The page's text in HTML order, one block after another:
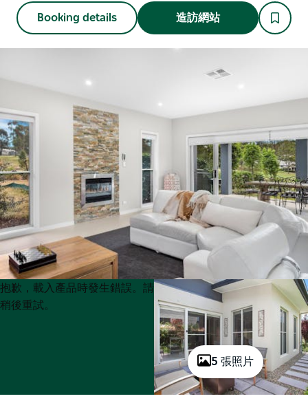
Booking details 造訪網站
5 張照片
Product
List
Product
List
抱歉，載入產品時發生錯誤。請
稍後重試。